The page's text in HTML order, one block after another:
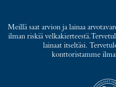
Meillä saat arvion ja lainaa
ilman riskiä velkakierteestä.
lainaat itseltäsi.
konttoristamme